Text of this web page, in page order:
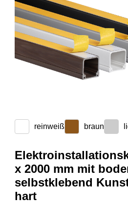
reinweiß braun
x 2000 mm mit
selbstklebend
hart